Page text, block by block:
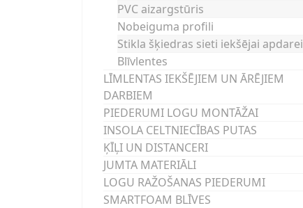
PVC aizargstūris
Nobeiguma profili
Stikla šķiedras sieti iekšējai apdarei
Blīvlentes
LĪMLENTAS IEKŠĒJIEM UN ĀRĒJIEM
DARBIEM
PIEDERUMI LOGU MONTĀŽAI
INSOLA CELTNIECĪBAS PUTAS
ĶĪĻI UN DISTANCERI
JUMTA MATERIĀLI
LOGU RAŽOŠANAS PIEDERUMI
SMARTFOAM BLĪVES